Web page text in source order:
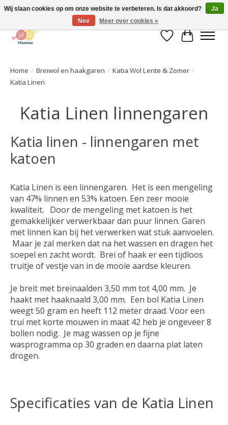
Verlanglijst
Home / Breiwol en haakgaren / Katia Wol Lente & Zomer /
Katia Linen
Katia Linen linnengaren
Katia linen - linnengaren met
katoen
Katia Linen is een linnengaren. Het is een mengeling
van 47% linnen en 53% katoen. Een zeer mooie
kwaliteit. Door de mengeling met katoen is het
gemakkelijker verwerkbaar dan puur linnen. Garen
met linnen kan bij het verwerken wat stuk aanvoelen.
Maar je zal merken dat na het wassen en dragen het
soepel en zacht wordt. Brei of haak er een tijdloos
truitje of vestje van in de mooie aardse kleuren.
Je breit met breinaalden 3,50 mm tot 4,00 mm. Je
haakt met haaknaald 3,00 mm. Een bol Katia Linen
weegt 50 gram en heeft 112 meter draad. Voor een
trui met korte mouwen in maat 42 heb je ongeveer 8
bollen nodig. Je mag wassen op je fijne
wasprogramma op 30 graden en daarna plat laten
drogen.
Specificaties van de Katia Linen
Wij slaan cookies op om onze website te verbeteren. Is dat akkoord?
Ja
Nee
Meer over cookies »